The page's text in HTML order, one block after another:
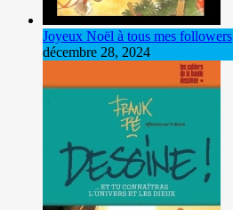
Joyeux Noël à tous mes followers
décembre 28, 2024